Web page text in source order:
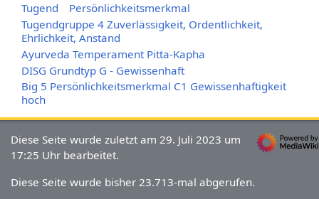
Tugend
Persönlichkeitsmerkmal
Tugendgruppe 4 Zuverlässigkeit, Ordentlichkeit,
Ehrlichkeit, Anstand
Ayurveda Temperament Pitta-Kapha
DISG Grundtyp G - Gewissenhaft
Big 5 Persönlichkeitsmerkmal C1 Gewissenhaftigkeit
hoch
Diese Seite wurde zuletzt am 29. Juli 2023 um
17:25 Uhr bearbeitet.
Diese Seite wurde bisher 23.713-mal abgerufen.